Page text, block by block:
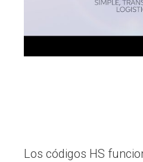
Los códigos HS